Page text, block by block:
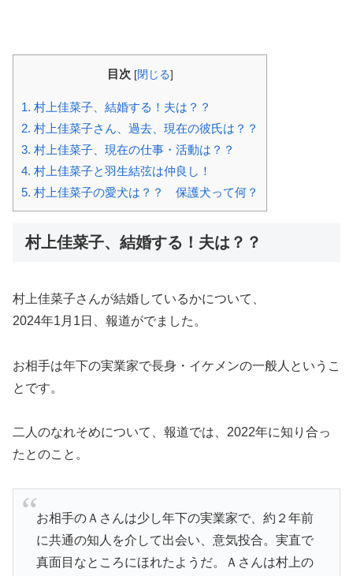
目次 [閉じる]
1. 村上佳菜子、結婚する！夫は？？
2. 村上佳菜子さん、過去、現在の彼氏は？？
3. 村上佳菜子、現在の仕事・活動は？？
4. 村上佳菜子と羽生結弦は仲良し！
5. 村上佳菜子の愛犬は？？ 保護犬って何？
村上佳菜子、結婚する！夫は？？
村上佳菜子さんが結婚しているかについて、
2024年1月1日、報道がでました。
お相手は年下の実業家で長身・イケメンの一般人というこ
とです。
二人のなれそめについて、報道では、2022年に知り合っ
たとのこと。
お相手のＡさんは少し年下の実業家で、約２年前
に共通の知人を介して出会い、意気投合。実直で
真面目なところにほれたようだ。Ａさんは村上の